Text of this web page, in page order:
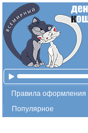
Правила оформления
Популярное